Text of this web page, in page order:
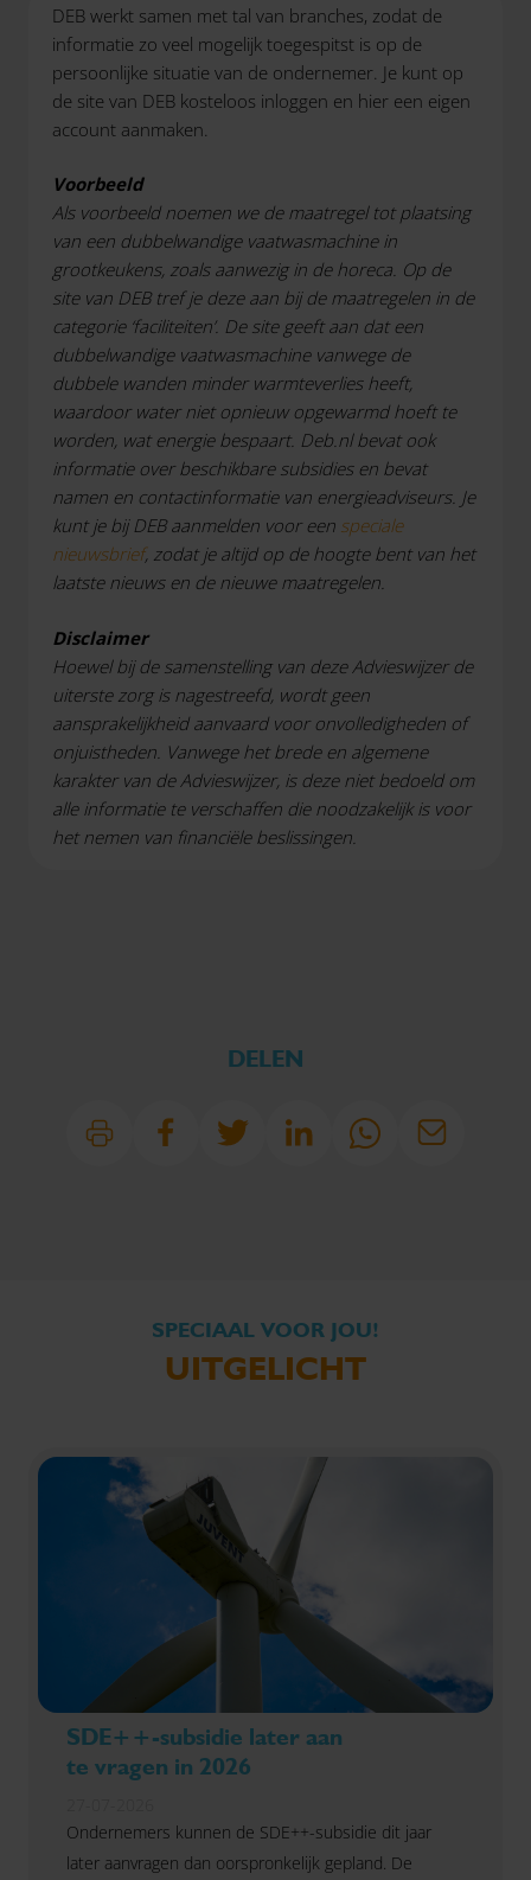
DEB werkt samen met tal van branches, zodat de
informatie zo veel mogelijk toegespitst is op de
persoonlijke situatie van de ondernemer. Je kunt op
de site van DEB kosteloos inloggen en hier een eigen
account aanmaken.
Voorbeeld
Als voorbeeld noemen we de maatregel tot plaatsing
van een dubbelwandige vaatwasmachine in
grootkeukens, zoals aanwezig in de horeca. Op de
site van DEB tref je deze aan bij de maatregelen in de
categorie ‘faciliteiten’. De site geeft aan dat een
dubbelwandige vaatwasmachine vanwege de
dubbele wanden minder warmteverlies heeft,
waardoor water niet opnieuw opgewarmd hoeft te
worden, wat energie bespaart. Deb.nl bevat ook
informatie over beschikbare subsidies en bevat
namen en contactinformatie van energieadviseurs. Je
kunt je bij DEB aanmelden voor een speciale
nieuwsbrief, zodat je altijd op de hoogte bent van het
laatste nieuws en de nieuwe maatregelen.
Disclaimer
Hoewel bij de samenstelling van deze Advieswijzer de
uiterste zorg is nagestreefd, wordt geen
aansprakelijkheid aanvaard voor onvolledigheden of
onjuistheden. Vanwege het brede en algemene
karakter van de Advieswijzer, is deze niet bedoeld om
alle informatie te verschaffen die noodzakelijk is voor
het nemen van financiële beslissingen.
DELEN
SPECIAAL VOOR JOU!
UITGELICHT
SDE++-subsidie later aan
te vragen in 2026
Ondernemers kunnen de SDE++-subsidie dit jaar
later aanvragen dan oorspronkelijk gepland. De